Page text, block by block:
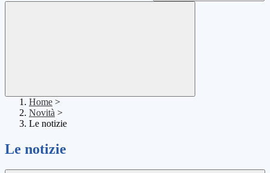
Home >
Novità >
Le notizie
Le notizie